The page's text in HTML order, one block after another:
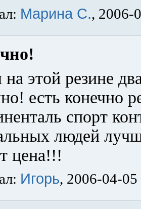
Марина С., 2006-
на этой резине
есть конечно
спорт
людей
цена!!!
Игорь, 2006-04-05